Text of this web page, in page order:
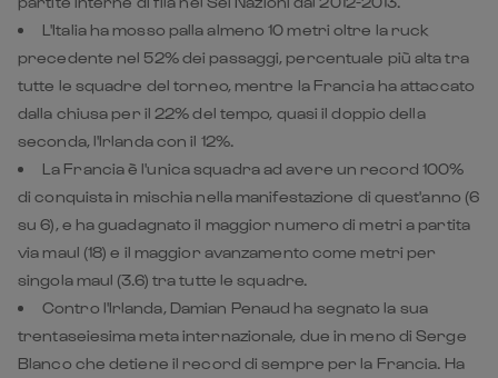
seconda, l'Irlanda con il 12%.
La Francia è l'unica squadra ad avere un record 100%
di conquista in mischia nella manifestazione di quest'anno (6
su 6), e ha guadagnato il maggior numero di metri a partita
via maul (18) e il maggior avanzamento come metri per
singola maul (3.6) tra tutte le squadre.
Contro l'Irlanda, Damian Penaud ha segnato la sua
trentaseiesima meta internazionale, due in meno di Serge
Blanco che detiene il record di sempre per la Francia. Ha
marcato quattro mete in cinque test contro l'Italia.
FANTARUGBY